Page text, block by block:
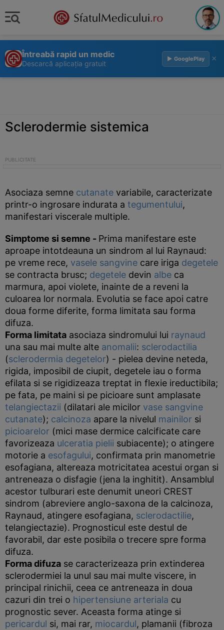
Întreabă rapid un medic
Descarcă aplicația gratuit
▶ GooglePlay ×
Sclerodermie sistemica
Asociaza semne cutanate variabile, caracterizate
printr-o ingrosare indurata a tegumentului,
manifestari viscerale multiple.
Simptome si semne - Prima manifestare este
aproape intotdeauna un sindrom al lui Raynaud:
pe vreme rece, vasele sangvine care iriga degetele
se contracta brusc; degetele devin albe ca
marmura, apoi violete, inainte de a reveni la
culoarea lor normala. Evolutia se face apoi catre
doua forme diferite, forma limitata sau forma
difuza.
Forma limitata asociaza sindromului lui raynaud
una sau mai multe alte anomalii: sclerodactilia
(sclerodermia degetelor) - pielea devine neteda,
rigida, imposibil de ciupit, degetele iau o forma
efilata si se rigidizeaza treptat in flexie ireductibila;
pe fata, pe maini si pe picioare sunt amplasate
telangiectazii (dilatari ale micilor vase sangvine
cutanate); calcinoza apare la nivelul mainilor si
picioarelor (mici mase dermice calcificate care
favorizeaza ulceratia pielii subiacente); o atingere
motorie a esofagului, confirmata prin manometrie
esofagiana, altereaza motricitatea acestui organ si
antreneaza o disfagie (jena la inghitit). Ansamblul
acestor tulburari este denumit uneori CREST
sindrom (abreviere anglo-saxona de la calcinoza,
Raynaud, atingere esofagiana, sclerodactilie,
telangiectazie). Prognosticul este destul de
favorabil, dar este posibila o trecere spre forma
difuza.
Forma difuza se caracterizeaza prin extinderea
sclerodermiei la unul sau mai multe viscere, in
principal rinichii, ceea ce antreneaza in doua
cazuri din trei o hipertensiune arteriala cu
prognostic sever. Aceasta forma atinge si
pericardul si, mai rar, miocardul, plamanii (fibroza